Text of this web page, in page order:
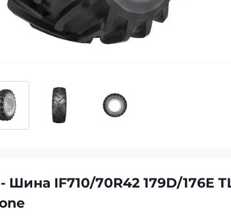
Шина IF710/70R42 179D/176E